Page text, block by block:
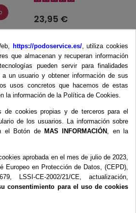
23,95 €
Añadir al carrito
https://podoservice.es/, utiliza cookies
que almacenan y recuperan información
pueden servir para finalidades
un usuario y obtener información de sus
usos concretos que hacemos de estas
la información de la Política de Cookies.
de cookies propias y de terceros para el
de los usuarios. La información sobre
el Botón de MAS INFORMACIÓN , en la
aprobada en el mes de julio de 2023,
Europeo en Protección de Datos, (CEPD),
LSSI-CE-2002/21/CE, actualización,
consentimiento para el uso de cookies